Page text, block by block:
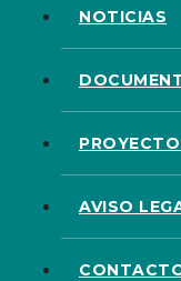
NOTICIAS
AVISO